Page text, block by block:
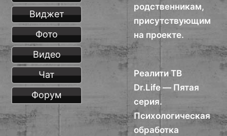
родственникам,
присутствующим
на проекте.
Реалити ТВ
Dr.Life — Пятая
серия.
Психологическая
обработка
Виджет
Фото
Видео
Чат
Форум